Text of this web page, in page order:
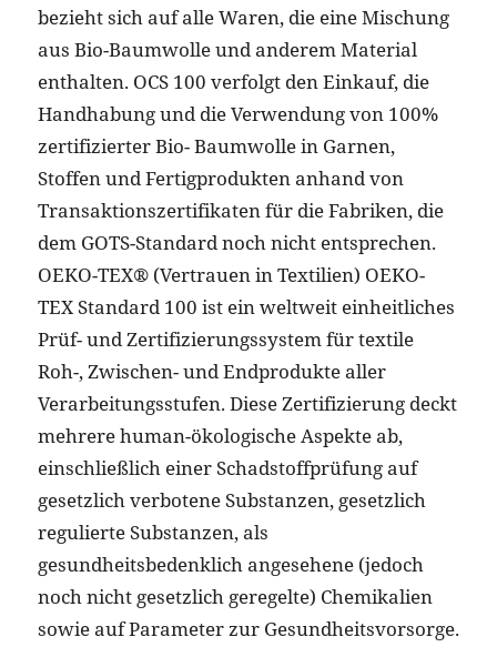
bezieht sich auf alle Waren, die eine Mischung
aus Bio-Baumwolle und anderem Material
enthalten. OCS 100 verfolgt den Einkauf, die
Handhabung und die Verwendung von 100%
zertifizierter Bio- Baumwolle in Garnen,
Stoffen und Fertigprodukten anhand von
Transaktionszertifikaten für die Fabriken, die
dem GOTS-Standard noch nicht entsprechen.
OEKO-TEX® (Vertrauen in Textilien) OEKO-
TEX Standard 100 ist ein weltweit einheitliches
Prüf- und Zertifizierungssystem für textile
Roh-, Zwischen- und Endprodukte aller
Verarbeitungsstufen. Diese Zertifizierung deckt
mehrere human-ökologische Aspekte ab,
einschließlich einer Schadstoffprüfung auf
gesetzlich verbotene Substanzen, gesetzlich
regulierte Substanzen, als
gesundheitsbedenklich angesehene (jedoch
noch nicht gesetzlich geregelte) Chemikalien
sowie auf Parameter zur Gesundheitsvorsorge.